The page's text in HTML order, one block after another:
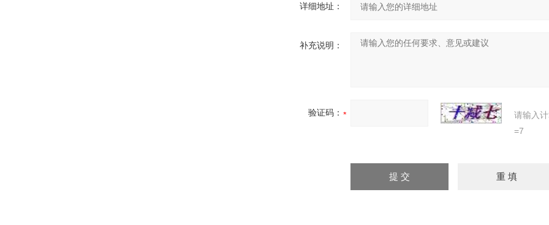
详细地址：
补充说明：
验证码：
请输入
=7